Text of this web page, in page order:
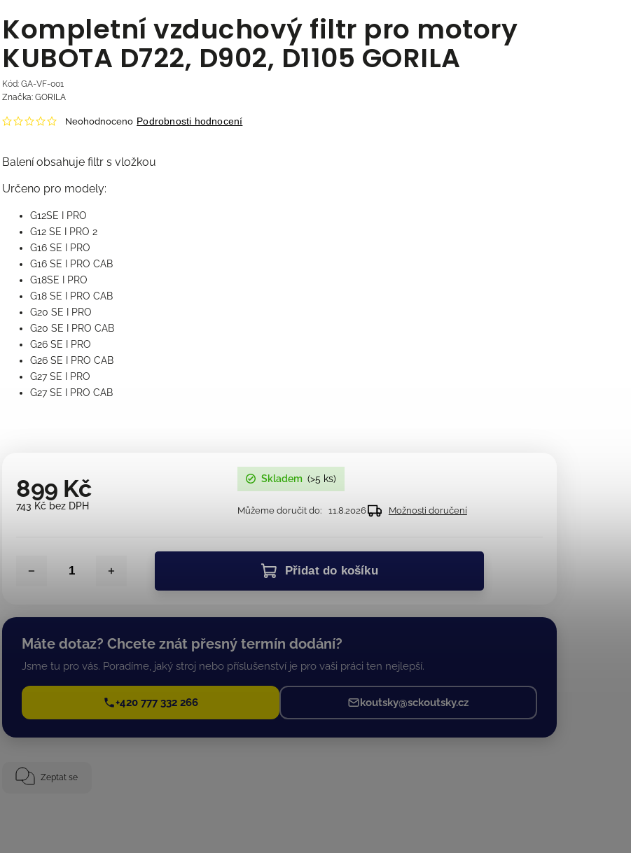
Kompletní vzduchový filtr pro motory
KUBOTA D722, D902, D1105 GORILA
Kód: GA-VF-001
Neohodnoceno Podrobnosti hodnocení
Balení obsahuje filtr s vložkou
Určeno pro modely:
G12SE I PRO
G12 SE I PRO 2
G16 SE I PRO
G16 SE I PRO CAB
G18SE I PRO
G18 SE I PRO CAB
G20 SE I PRO
G20 SE I PRO CAB
G26 SE I PRO
G26 SE I PRO CAB
G27 SE I PRO
G27 SE I PRO CAB
Značka:GORILA
899 Kč
743 Kč bez DPH
Skladem (>5 ks)
Můžeme doručit do: 11.8.2026 Možnosti doručení
Přidat do košíku
Máte dotaz? Chcete znát přesný termín dodání?
Jsme tu pro vás. Poradíme, jaký stroj nebo příslušenství je pro vaši práci ten nejlepší.
+420 777 332 266 koutsky@sckoutsky.cz
Zeptat se